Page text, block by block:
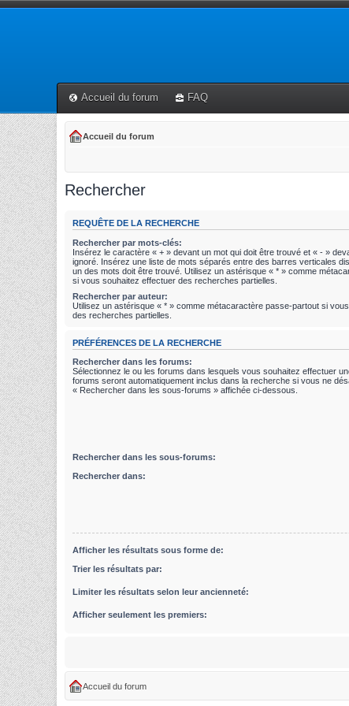
Accueil du forum FAQ
Accueil du forum
Rechercher
REQUÊTE DE LA RECHERCHE
Rechercher par mots-clés:
Insérez le caractère « + » devant un mot qui doit être trouvé et « - »
ignoré. Insérez une liste de mots séparés entre des barres verticales
un des mots doit être trouvé. Utilisez un astérisque « * » comme
si vous souhaitez effectuer des recherches partielles.
Rechercher par auteur:
Utilisez un astérisque « * » comme métacaractère passe-partout si
des recherches partielles.
PRÉFÉRENCES DE LA RECHERCHE
Rechercher dans les forums:
Sélectionnez le ou les forums dans lesquels vous souhaitez effectuer
forums seront automatiquement inclus dans la recherche si vous ne
« Rechercher dans les sous-forums » affichée ci-dessous.
Rechercher dans les sous-forums:
Rechercher dans:
Afficher les résultats sous forme de:
Trier les résultats par:
Limiter les résultats selon leur ancienneté:
Afficher seulement les premiers:
Accueil du forum